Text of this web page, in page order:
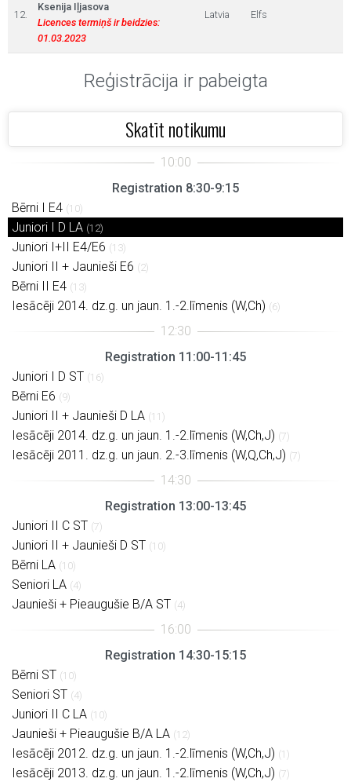
12.
Ksenija Iļjasova
Licences termiņš ir beidzies:
01.03.2023
Latvia Elfs
Reģistrācija ir pabeigta
Skatīt notikumu
Registration 8:30-9:15
Bērni I E4 (10)
Juniori I D LA (12)
Juniori I+II E4/E6 (13)
Juniori II + Jaunieši E6 (2)
Bērni II E4 (13)
Iesācēji 2014. dz.g. un jaun. 1.-2.līmenis (W,Ch) (6)
Registration 11:00-11:45
Juniori I D ST (16)
Bērni E6 (9)
Juniori II + Jaunieši D LA (11)
Iesācēji 2014. dz.g. un jaun. 1.-2.līmenis (W,Ch,J) (7)
Iesācēji 2011. dz.g. un jaun. 2.-3.līmenis (W,Q,Ch,J) (7)
Registration 13:00-13:45
Juniori II C ST (7)
Juniori II + Jaunieši D ST (10)
Bērni LA (10)
Seniori LA (4)
Jaunieši + Pieaugušie B/A ST (4)
Registration 14:30-15:15
Bērni ST (10)
Seniori ST (4)
Juniori II C LA (10)
Jaunieši + Pieaugušie B/A LA (12)
Iesācēji 2012. dz.g. un jaun. 1.-2.līmenis (W,Ch,J) (1)
Iesācēji 2013. dz.g. un jaun. 1.-2.līmenis (W,Ch,J) (7)